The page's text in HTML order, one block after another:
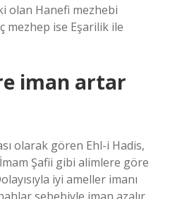
olan Hanefi mezhebi
mezhep ise Eşarilik ile
iman artar
olarak gören Ehl-i Hadis,
Şafii gibi alimlere göre
iyi ameller imanı